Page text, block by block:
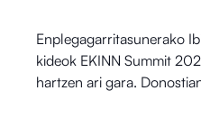
Enplegagarritasunerako
kideok EKINN Summit
hartzen ari gara.